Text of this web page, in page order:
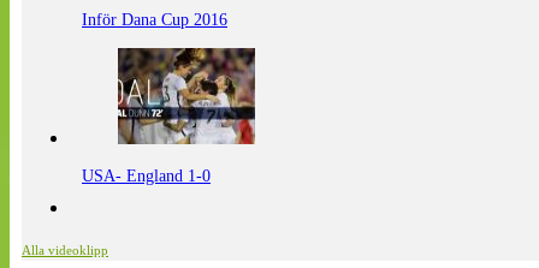
Inför Dana Cup 2016
USA- England 1-0
Alla videoklipp